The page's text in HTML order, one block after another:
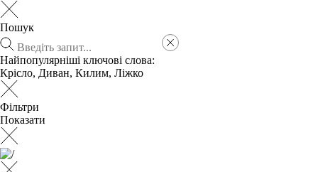
Пошук
Найпопулярніші ключові слова:
Крісло, Диван, Килим, Ліжко
Фільтри
Показати